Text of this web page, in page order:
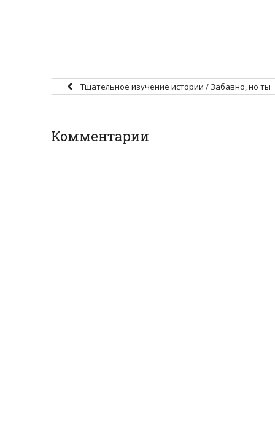
Тщательное изучение истории / Забавно, но ты
Комментарии